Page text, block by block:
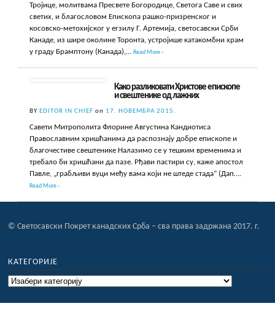
Тројице, молитвама Пресвете Богородице, Светога Саве и свих
светих, и благословом Епископа рашко-призренског и
косовско-метохијског у егзилу Г. Артемија, светосавски Срби
Канаде, из шире околине Торонта, устројише катакомбни храм
у граду Брамптону (Канада),…Read More ›
Како разликовати Христове епископе
и свештенике од лажних
BYEDITOR IN CHIEF on 17. НОВЕМБРА 2015.
Савети Митрополита Флорине Августина Кандиотиса
Православним хришћанима да распознају добре епископе и
благочестиве свештенике Налазимо се у тешким временима и
требало би хришћани да пазе. Рђави пастири су, каже апостол
Павле, „грабљиви вуци међу вама који не штеде стада” (Дап….
Read More ›
© Светосавски Покрет канадских Срба – сва права задржана 2017. г.
КАТЕГОРИЈЕ
Категорије